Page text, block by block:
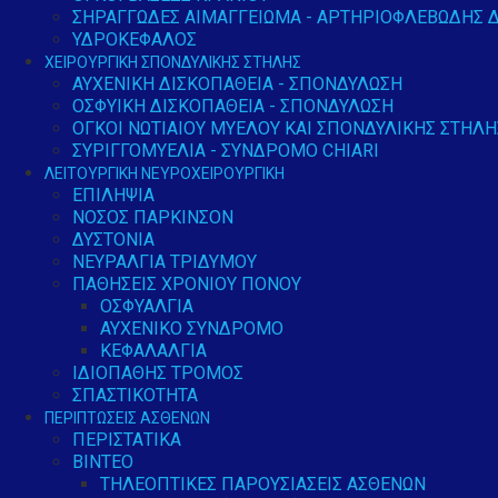
ΣΗΡΑΓΓΏΔΕΣ ΑΙΜΑΓΓΕΊΩΜΑ - ΑΡΤΗΡΙΟΦΛΕΒΏΔΗΣ
ΥΔΡΟΚΈΦΑΛΟΣ
ΧΕΙΡΟΥΡΓΙΚΉ ΣΠΟΝΔΥΛΙΚΉΣ ΣΤΉΛΗΣ
ΑΥΧΕΝΙΚΉ ΔΙΣΚΟΠΆΘΕΙΑ - ΣΠΟΝΔΎΛΩΣΗ
ΟΣΦΥΙΚΉ ΔΙΣΚΟΠΆΘΕΙΑ - ΣΠΟΝΔΎΛΩΣΗ
ΟΓΚΟΙ ΝΩΤΙΑΊΟΥ ΜΥΕΛΟΎ ΚΑΙ ΣΠΟΝΔΥΛΙΚΉΣ
ΣΥΡΙΓΓΟΜΥΕΛΊΑ - ΣΎΝΔΡΟΜΟ CHIARI
ΛΕΙΤΟΥΡΓΙΚΉ ΝΕΥΡΟΧΕΙΡΟΥΡΓΙΚΉ
ΕΠΙΛΗΨΊΑ
ΝΌΣΟΣ ΠΆΡΚΙΝΣΟΝ
ΔΥΣΤΟΝΊΑ
ΝΕΥΡΑΛΓΊΑ ΤΡΙΔΎΜΟΥ
ΠΑΘΉΣΕΙΣ ΧΡΌΝΙΟΥ ΠΌΝΟΥ
ΟΣΦΥΑΛΓΊΑ
ΑΥΧΕΝΙΚΌ ΣΎΝΔΡΟΜΟ
ΚΕΦΑΛΑΛΓΊΑ
ΙΔΙΟΠΑΘΉΣ ΤΡΌΜΟΣ
ΣΠΑΣΤΙΚΌΤΗΤΑ
ΠΕΡΙΠΤΏΣΕΙΣ ΑΣΘΕΝΏΝ
ΠΕΡΙΣΤΑΤΙΚΆ
ΒΊΝΤΕΟ
ΤΗΛΕΟΠΤΙΚΈΣ ΠΑΡΟΥΣΙΆΣΕΙΣ ΑΣΘΕΝΏΝ